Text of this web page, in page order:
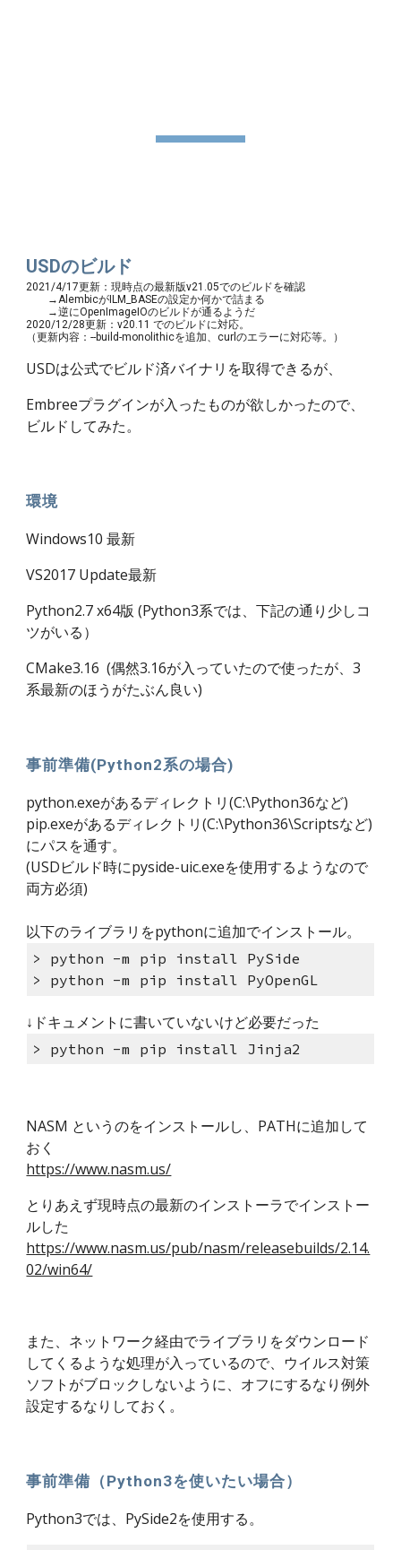
USDのビルド
2021/4/17更新：現時点の最新版v21.05でのビルドを確認
→AlembicがILM_BASEの設定か何かで詰まる
→逆にOpenImageIOのビルドが通るようだ
2020/12/28更新：v20.11 でのビルドに対応。
（更新内容：--build-monolithicを追加、curlのエラーに対応等。）
USDは公式でビルド済バイナリを取得できるが、
Embreeプラグインが入ったものが欲しかったので、
ビルドしてみた。
環境
Windows10 最新
VS2017 Update最新
Python2.7 x64版 (Python3系では、下記の通り少しコ
ツがいる）
CMake3.16  (偶然3.16が入っていたので使ったが、3
系最新のほうがたぶん良い)
事前準備(Python2系の場合)
python.exeがあるディレクトリ(C:\Python36など)
pip.exeがあるディレクトリ(C:\Python36\Scriptsなど)
にパスを通す。
(USDビルド時にpyside-uic.exeを使用するようなので
両方必須)
以下のライブラリをpythonに追加でインストール。
> python -m pip install PySide
> python -m pip install PyOpenGL
↓ドキュメントに書いていないけど必要だった
> python -m pip install Jinja2
NASM というのをインストールし、PATHに追加して
おく
https://www.nasm.us/
とりあえず現時点の最新のインストーラでインストー
ルした
https://www.nasm.us/pub/nasm/releasebuilds/2.14.
02/win64/
また、ネットワーク経由でライブラリをダウンロード
してくるような処理が入っているので、ウイルス対策
ソフトがブロックしないように、オフにするなり例外
設定するなりしておく。
事前準備（Python3を使いたい場合）
Python3では、PySide2を使用する。